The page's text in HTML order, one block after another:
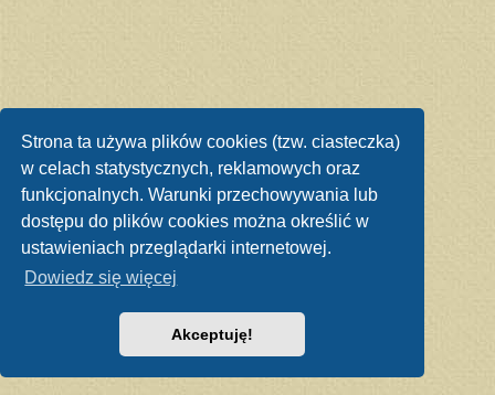
Strona ta używa plików cookies (tzw. ciasteczka)
w celach statystycznych, reklamowych oraz
funkcjonalnych. Warunki przechowywania lub
dostępu do plików cookies można określić w
ustawieniach przeglądarki internetowej.
Dowiedz się więcej
Akceptuję!